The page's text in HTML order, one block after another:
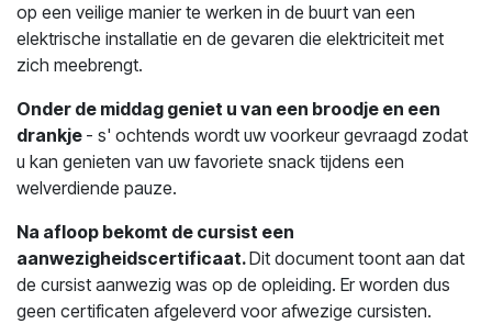
op een veilige manier te werken in de buurt van een
elektrische installatie en de gevaren die elektriciteit met
zich meebrengt.
Onder de middag geniet u van een broodje en een
drankje - s' ochtends wordt uw voorkeur gevraagd zodat
u kan genieten van uw favoriete snack tijdens een
welverdiende pauze.
Na afloop bekomt de cursist een
aanwezigheidscertificaat.Dit document toont aan dat
de cursist aanwezig was op de opleiding. Er worden dus
geen certificaten afgeleverd voor afwezige cursisten.